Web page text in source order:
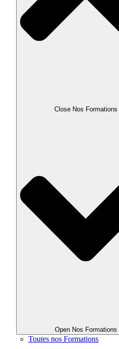
Close Nos Formations
Open Nos Formations
Toutes nos Formations